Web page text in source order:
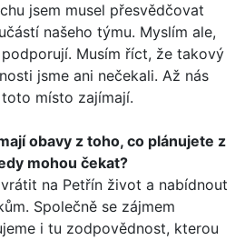
jsem musel přesvědčovat
našeho týmu. Myslím ale,
Musím říct, že takový
jsme ani nečekali. Až nás
místo zajímají.
obavy z toho, co plánujete z
mohou čekat?
na Petřín život a nabídnout
Společně se zájmem
i tu zodpovědnost, kterou